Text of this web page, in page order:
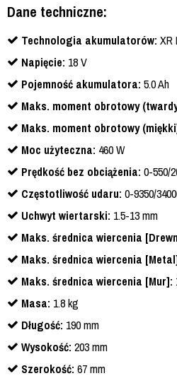
Dane techniczne:
Technologia akumulatorów: XR
Napięcie: 18 V
Pojemność akumulatora: 5.0 Ah
Maks. moment obrotowy
Maks. moment obrotowy
Moc użyteczna: 460 W
Prędkość bez obciążenia: 0-550/
Częstotliwość udaru: 0-9350/
Uchwyt wiertarski: 1.5-13 mm
Maks. średnica wiercenia
Maks. średnica wiercenia
Maks. średnica wiercenia [Mur]:
Masa: 1.8 kg
Długość: 190 mm
Wysokość: 203 mm
Szerokość: 67 mm